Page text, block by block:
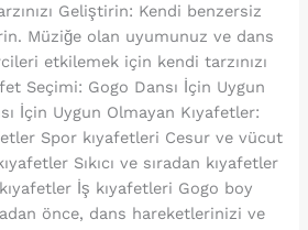
Geliştirin: Kendi benzersiz
Müziğe olan uyumunuz ve dans
etkilemek için kendi tarzınızı
Seçimi: Gogo Dansı İçin Uygun
İçin Uygun Olmayan Kıyafetler:
Spor kıyafetleri Cesur ve vücut
Sıkıcı ve sıradan kıyafetler
İş kıyafetleri Gogo boy
önce, dans hareketlerinizi ve